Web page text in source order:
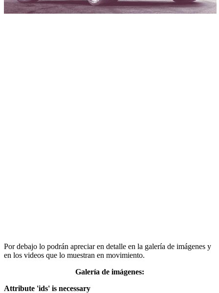
Por debajo lo podrán apreciar en detalle en la galería de imágenes y
en los videos que lo muestran en movimiento.
Galería de imágenes:
Attribute 'ids' is necessary